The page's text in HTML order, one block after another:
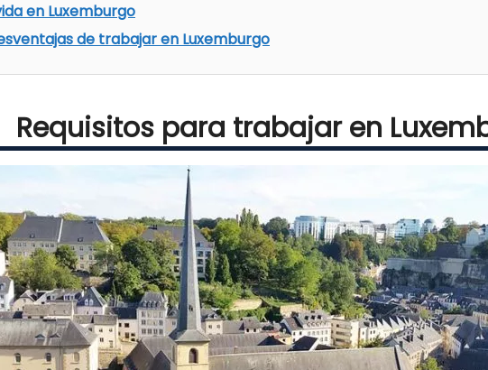
en Luxemburgo
de trabajar en Luxemburgo
Requisitos para trabajar en